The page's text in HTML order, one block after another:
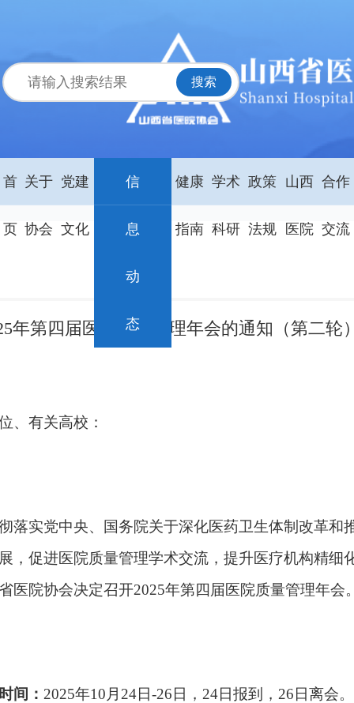
首
页
关于
协会
党建
文化
信
息
动
态
健康
指南
学术
科研
政策
法规
山西
医院
合作
交流
年第四届医院质量管理年会的通知（第二轮
、有关高校：
落实党中央、国务院关于深化医药卫生体制改革和
，促进医院质量管理学术交流，提升医疗机构精细
医院协会决定召开2025年第四届医院质量管理年会
间： 2025年10月24日-26日，24日报到，26日离会。